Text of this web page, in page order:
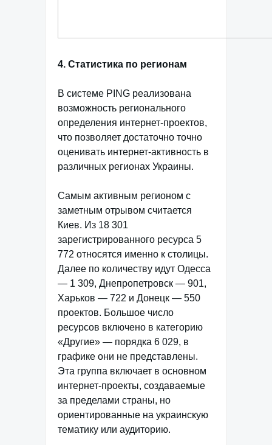
4. Статистика по регионам
В системе PING реализована
возможность регионального
определения интернет-проектов,
что позволяет достаточно точно
оценивать интернет-активность в
различных регионах Украины.
Самым активным регионом с
заметным отрывом считается
Киев. Из 18 301
зарегистрированного ресурса 5
772 относятся именно к столицы.
Далее по количеству идут Одесса
— 1 309, Днепропетровск — 901,
Харьков — 722 и Донецк — 550
проектов. Большое число
ресурсов включено в категорию
«Другие» — порядка 6 029, в
графике они не представлены.
Эта группа включает в основном
интернет-проекты, создаваемые
за пределами страны, но
ориентированные на украинскую
тематику или аудиторию.